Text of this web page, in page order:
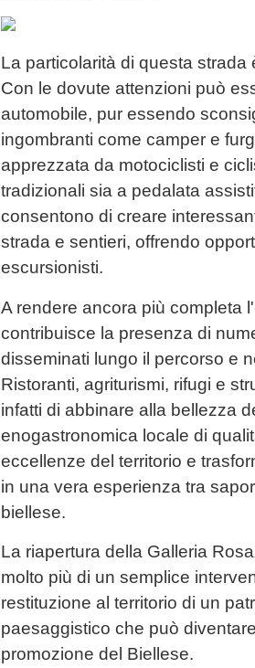
La particolarità di questa
Con le dovute attenzioni può
automobile, pur essendo
ingombranti come camper e
apprezzata da motociclisti e
tradizionali sia a pedalata
consentono di creare
strada e sentieri, offrendo
escursionisti.
A rendere ancora più completa
contribuisce la presenza di
disseminati lungo il percorso e
Ristoranti, agriturismi, rifugi e
infatti di abbinare alla bellezza
enogastronomica locale di
eccellenze del territorio e
in una vera esperienza tra
biellese.
La riapertura della Galleria
molto più di un semplice
restituzione al territorio di un
paesaggistico che può
promozione del Biellese.